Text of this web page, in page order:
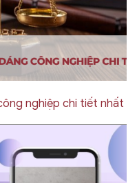
nghiệp chi tiết nhất